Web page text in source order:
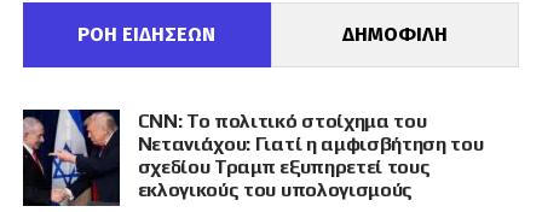
ΡΟΗ ΕΙΔΗΣΕΩΝ ΔΗΜΟΦΙΛΗ
CNN: Το πολιτικό στοίχημα του
Νετανιάχου: Γιατί η αμφισβήτηση του
σχεδίου Τραμπ εξυπηρετεί τους
εκλογικούς του υπολογισμούς